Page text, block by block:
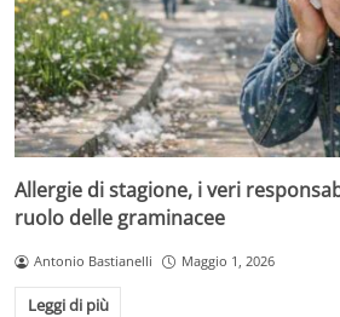
Allergie di stagione, i veri
ruolo delle graminacee
Antonio Bastianelli Maggio 1, 2026
Leggi di più